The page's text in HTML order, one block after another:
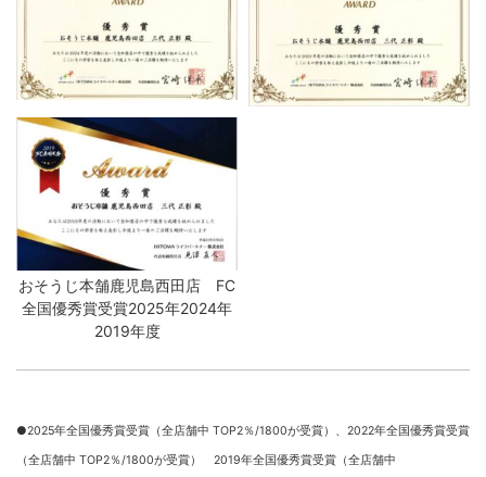
おそうじ本舗鹿児島西田店 FC
全国優秀賞受賞2025年2024年
2019年度
●2025年全国優秀賞受賞（全店舗中 TOP2％/1800が受賞）、 2022年全国優秀賞受賞
（全店舗中 TOP2％/1800が受賞） 2019年全国優秀賞受賞（全店舗中